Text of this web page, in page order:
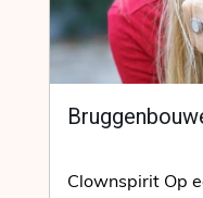
Clownspirit Op